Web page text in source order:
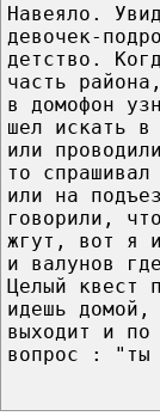
Навеяло.
девочек-
детство.
часть
в домофон
шел искать в
или
то
или на
говорили,
жгут, вот я
и валунов
Целый квест
идешь домой,
выходит и по
вопрос :